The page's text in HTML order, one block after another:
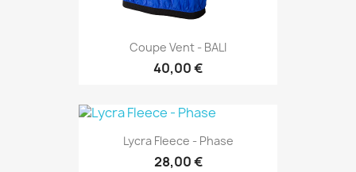
Coupe Vent - BALI
40,00 €
Lycra Fleece - Phase
28,00 €